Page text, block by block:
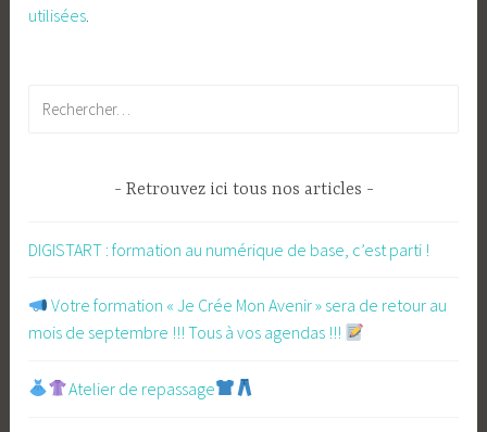
utilisées
Retrouvez ici tous nos articles
DIGISTART : formation au numérique de base, c’est parti !
​ Votre formation « Je Crée Mon Avenir » sera de retour au
mois de septembre !!! Tous à vos agendas !!!
Atelier de repassage​